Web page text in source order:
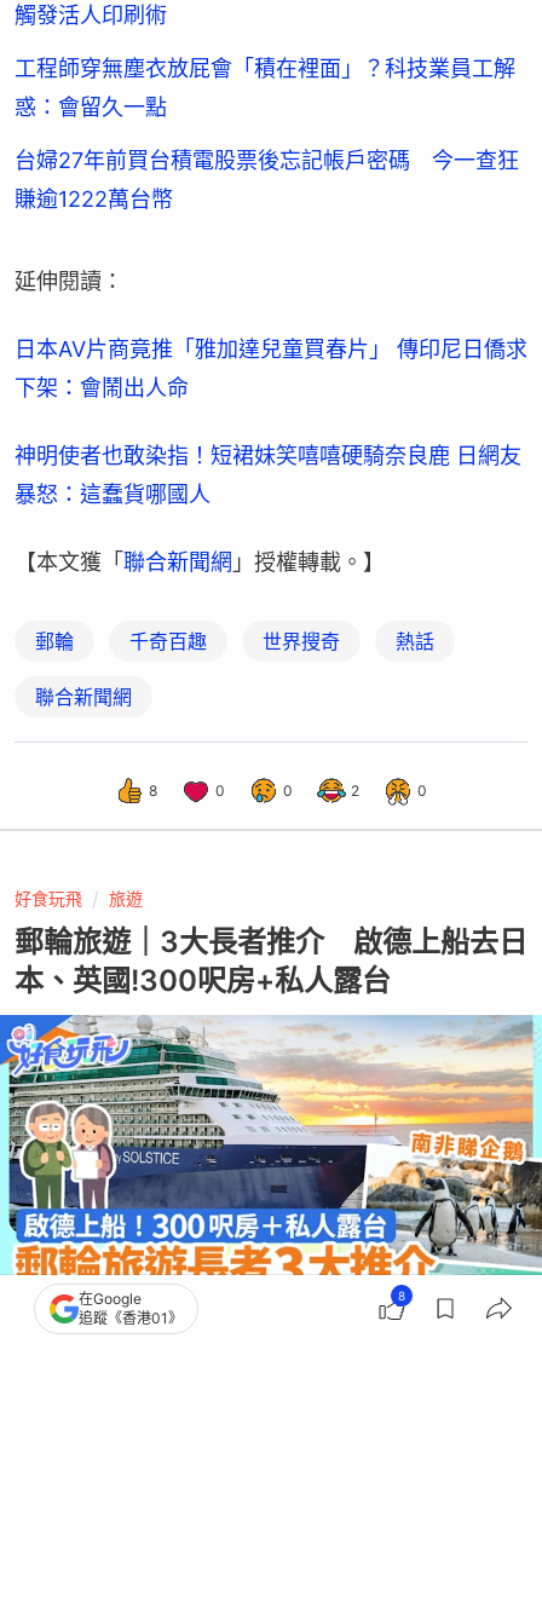
觸發活人印刷術
工程師穿無塵衣放屁會「積在裡面」？科技業員工解
惑：會留久一點
台婦27年前買台積電股票後忘記帳戶密碼 今一查狂
賺逾1222萬台幣
延伸閱讀：
日本AV片商竟推「雅加達兒童買春片」 傳印尼日僑求
下架：會鬧出人命
神明使者也敢染指！短裙妹笑嘻嘻硬騎奈良鹿 日網友
暴怒：這蠢貨哪國人
【本文獲「聯合新聞網 」授權轉載。】
郵輪 千奇百趣 世界搜奇 熱話
聯合新聞網
8 0 0 2 0
好食玩飛 旅遊
郵輪旅遊｜3大長者推介 啟德上船去日
本、英國!300呎房+私人露台
撰文：張雨靜
在Google
追蹤《香港01》
8